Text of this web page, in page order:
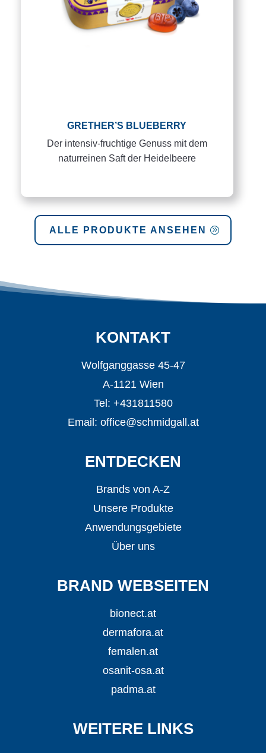
GRETHER’S BLUEBERRY
Der intensiv-fruchtige Genuss mit dem
naturreinen Saft der Heidelbeere
ALLE PRODUKTE ANSEHEN
KONTAKT
Wolfganggasse 45-47
A-1121 Wien
Tel: +431811580
Email: office@schmidgall.at
ENTDECKEN
Brands von A-Z
Unsere Produkte
Anwendungsgebiete
Über uns
BRAND WEBSEITEN
bionect.at
dermafora.at
femalen.at
osanit-osa.at
padma.at
WEITERE LINKS